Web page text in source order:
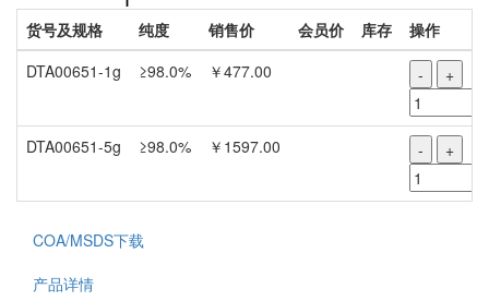
货号及规格 纯度 销售价 会员价 库存
操作
DTA00651-1g
≥98.0% ￥477.00 - +
DTA00651-5g ≥98.0% ￥1597.00 - +
COA/MSDS下载
产品详情